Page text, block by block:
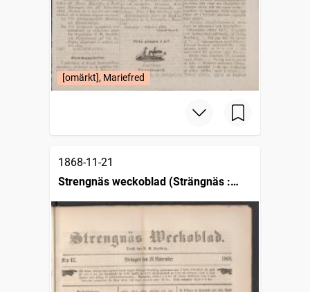
[omärkt], Mariefred
1868-11-21
Strengnäs weckoblad (Strängnäs :
1862)